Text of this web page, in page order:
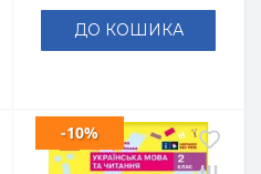
ДО КОШИКА
-10%